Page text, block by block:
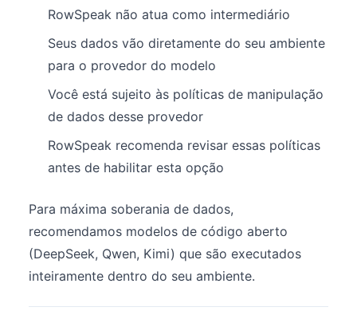
RowSpeak não atua como intermediário
Seus dados vão diretamente do seu ambiente
para o provedor do modelo
Você está sujeito às políticas de manipulação
de dados desse provedor
RowSpeak recomenda revisar essas políticas
antes de habilitar esta opção
Para máxima soberania de dados,
recomendamos modelos de código aberto
(DeepSeek, Qwen, Kimi) que são executados
inteiramente dentro do seu ambiente.